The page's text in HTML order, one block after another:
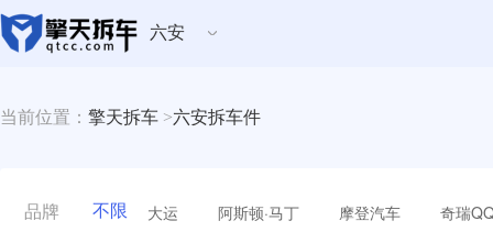
六安
当前位置： 擎天拆车 >六安拆车件
品牌 不限 大运 阿斯顿·马丁 摩登汽车 奇瑞